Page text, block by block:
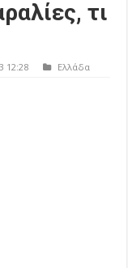
τι
12:28 Ελλάδα